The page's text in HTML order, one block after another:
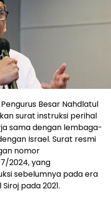
Besar Nahdlatul
surat instruksi perihal
sama dengan lembaga-
Israel. Surat resmi
nomor
2024, yang
sebelumnya pada era
pada 2021.